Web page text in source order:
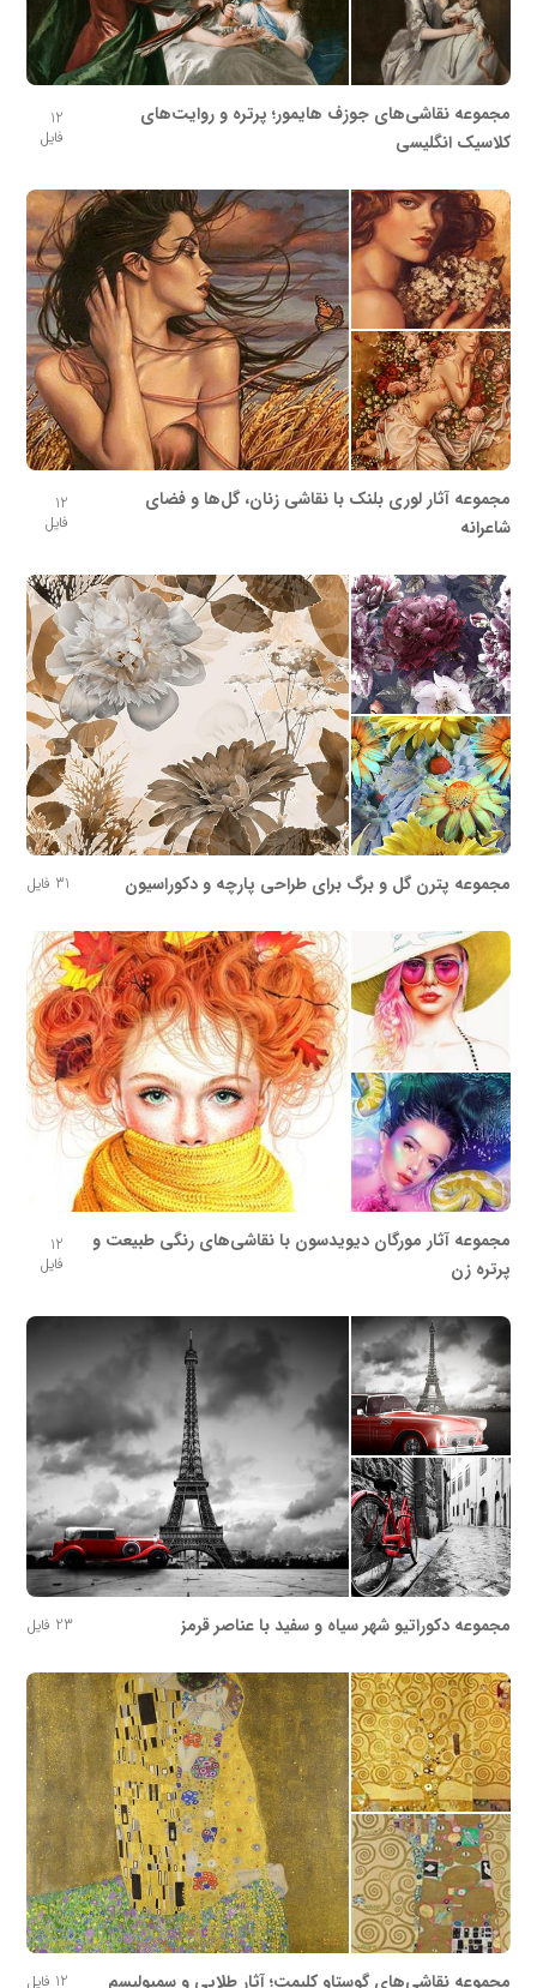
مجموعه نقاشی‌های جوزف هایمور؛ پرتره و روایت‌های
کلاسیک انگلیسی
12
فایل
مجموعه آثار لوری بلنک با نقاشی زنان، گل‌ها و فضای
شاعرانه
12
فایل
مجموعه پترن گل و برگ برای طراحی پارچه و دکوراسیون 31 فایل
مجموعه آثار مورگان دیویدسون با نقاشی‌های رنگی طبیعت و
پرتره زن
12
فایل
مجموعه دکوراتیو شهر سیاه و سفید با عناصر قرمز 23 فایل
مجموعه نقاشی‌های گوستاو کلیمت؛ آثار طلایی و سمبولیسم 12 فایل